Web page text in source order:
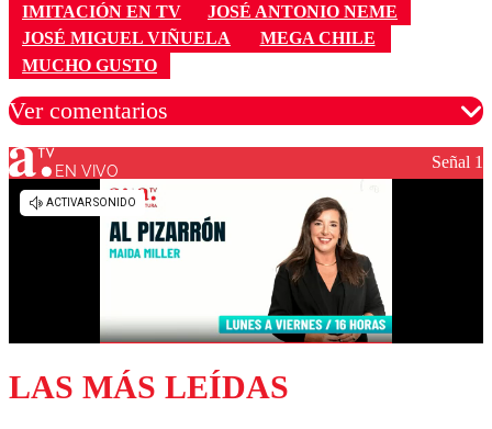
IMITACIÓN EN TV
JOSÉ ANTONIO NEME
JOSÉ MIGUEL VIÑUELA
MEGA CHILE
MUCHO GUSTO
Ver comentarios
Los comentarios son moderados para garantizar un
diálogo respetuoso.
EN VIVO Señal 1
LAS MÁS LEÍDAS